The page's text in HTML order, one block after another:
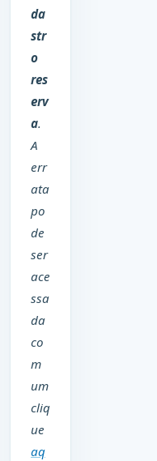
da
str
o
res
erv
a.
A
err
ata
po
de
ser
ace
ssa
da
co
m
um
cliq
ue
aq